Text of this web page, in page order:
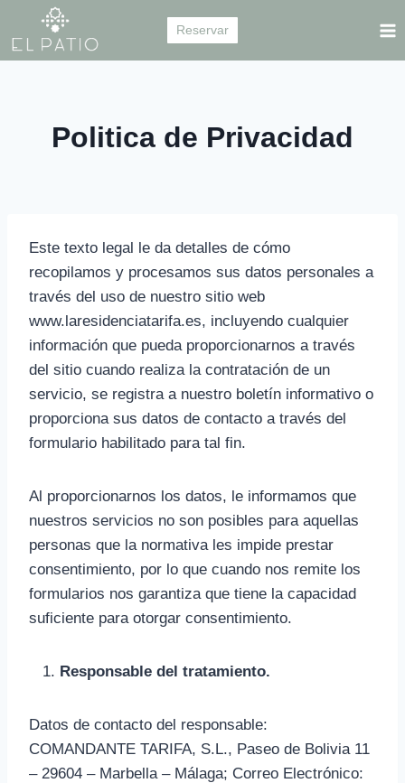
contenido
Reservar
Politica de Privacidad
Este texto legal le da detalles de cómo
recopilamos y procesamos sus datos personales a
través del uso de nuestro sitio web
www.laresidenciatarifa.es, incluyendo cualquier
información que pueda proporcionarnos a través
del sitio cuando realiza la contratación de un
servicio, se registra a nuestro boletín informativo o
proporciona sus datos de contacto a través del
formulario habilitado para tal fin.
Al proporcionarnos los datos, le informamos que
nuestros servicios no son posibles para aquellas
personas que la normativa les impide prestar
consentimiento, por lo que cuando nos remite los
formularios nos garantiza que tiene la capacidad
suficiente para otorgar consentimiento.
Responsable del tratamiento.
Datos de contacto del responsable:
COMANDANTE TARIFA, S.L., Paseo de Bolivia 11
– 29604 – Marbella – Málaga; Correo Electrónico: